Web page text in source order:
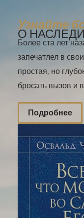
Узнайте
О
Более ста лет
запечатлел в
простая, но
бросать вызов и
Подробнее